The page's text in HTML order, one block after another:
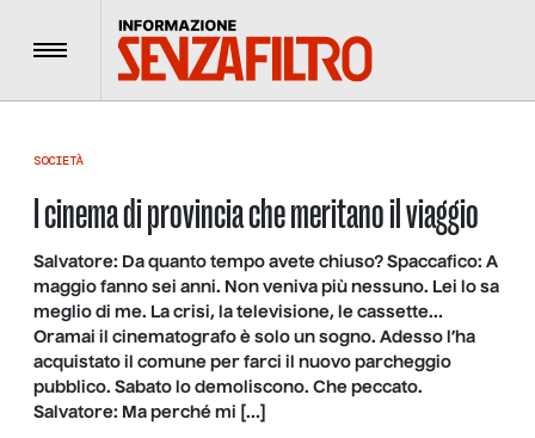
Menu
SOCIETÀ
I cinema di provincia che meritano il viaggio
Salvatore: Da quanto tempo avete chiuso? Spaccafico: A
maggio fanno sei anni. Non veniva più nessuno. Lei lo sa
meglio di me. La crisi, la televisione, le cassette…
Oramai il cinematografo è solo un sogno. Adesso l’ha
acquistato il comune per farci il nuovo parcheggio
pubblico. Sabato lo demoliscono. Che peccato.
Salvatore: Ma perché mi […]